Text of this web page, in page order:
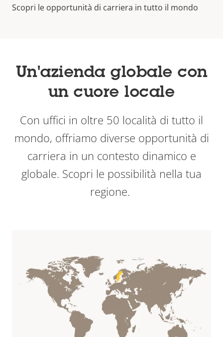
Studenti Svezia
Scopri le opportunità di carriera in tutto il mondo
Un'azienda globale con
un cuore locale
Con uffici in oltre 50 località di tutto il
mondo, offriamo diverse opportunità di
carriera in un contesto dinamico e
globale. Scopri le possibilità nella tua
regione.